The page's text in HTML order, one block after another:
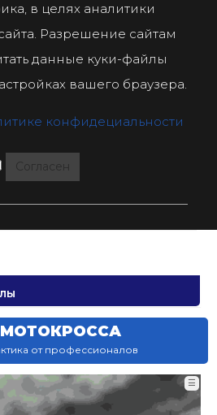
в целях аналитики
Разрешение сайтам
данные куки-файлы
вашего браузера.
конфидециальности
Согласен
от профессионалов
☰